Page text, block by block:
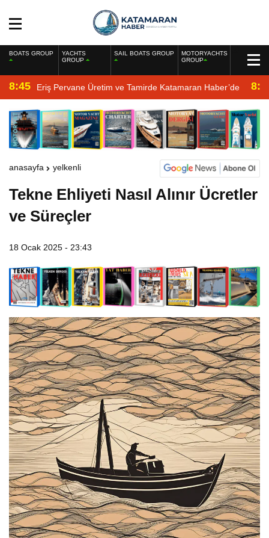
BOATS GROUP
YACHTS
GROUP
SAIL BOATS GROUP
MOTORYACHTS
GROUP
8:45 Eriş Pervane Üretim ve Tamirde Katamaran Haber’de
anasayfa yelkenli
Tekne Ehliyeti Nasıl Alınır Ücretler
ve Süreçler
18 Ocak 2025 - 23:43